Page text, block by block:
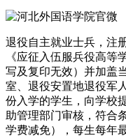
退役自主就业士兵，注
《应征入伍服兵役高
写及复印无效）并加盖
室、退役安置地退役军
份入学的学生，向学校
助管理部门审核，符合
学费减免），每生每年